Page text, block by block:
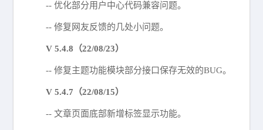
-- 优化部分用户中心代码兼容问题。
-- 修复网友反馈的几处小问题。
V 5.4.8（22/08/23）
-- 修复主题功能模块部分接口保存无效的BUG。
V 5.4.7（22/08/15）
-- 文章页面底部新增标签显示功能。